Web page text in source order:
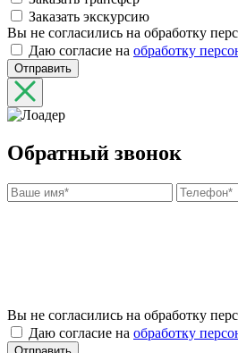
Заказать экскурсию
Вы не согласились на обработку
Даю согласие на обработку
Отправить
Обратный звонок
Вы не согласились на обработку
Даю согласие на обработку